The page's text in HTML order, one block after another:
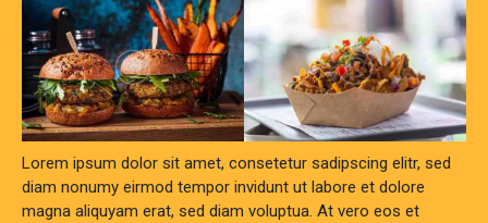
Lorem ipsum dolor sit amet, consetetur sadipscing elitr, sed
diam nonumy eirmod tempor invidunt ut labore et dolore
magna aliquyam erat, sed diam voluptua. At vero eos et